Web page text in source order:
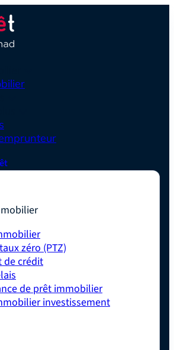
zéro (PTZ)
de crédit
de prêt immobilier
investissement